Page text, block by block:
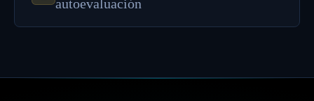
autoevaluación